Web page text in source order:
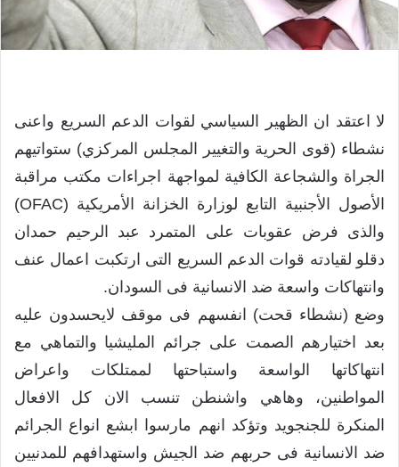
لا اعتقد ان الظهير السياسي لقوات الدعم السريع واعنى
نشطاء (قوى الحرية والتغيير المجلس المركزي) ستواتيهم
الجراة والشجاعة الكافية لمواجهة اجراءات مكتب مراقبة
الأصول الأجنبية التابع لوزارة الخزانة الأمريكية (OFAC)
والذى فرض عقوبات على المتمرد عبد الرحيم حمدان
دقلو لقيادته قوات الدعم السريع التى ارتكبت اعمال عنف
وانتهاكات واسعة ضد الانسانية فى السودان.
وضع (نشطاء قحت) انفسهم فى موقف لايحسدون عليه
بعد اختيارهم الصمت على جرائم المليشيا والتماهي مع
انتهاكاتها الواسعة واستباحتها لممتلكات واعراض
المواطنين، وهاهي واشنطن تنسب الان كل الافعال
المنكرة للجنجويد وتؤكد انهم مارسوا ابشع انواع الجرائم
ضد الانسانية فى حربهم ضد الجيش واستهدافهم للمدنيين